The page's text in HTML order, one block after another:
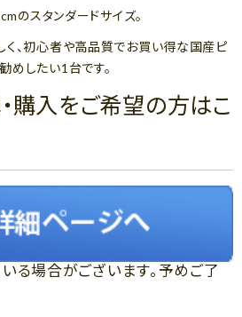
のスタンダードサイズ。
く、初心者や高品質でお買い得な国産ピ
めしたい1台です。
購入をご希望の方はこ
る場合がございます。予めご了